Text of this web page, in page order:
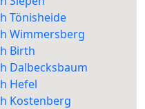
Tönisheide
Wimmersberg
Birth
Dalbecksbaum
Hefel
Kostenberg